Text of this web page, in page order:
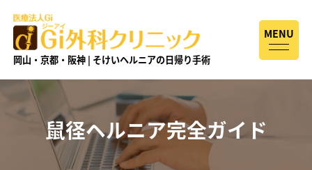
岡山・京都・阪神 | そけいヘルニアの日帰り手術
MENU
鼠径ヘルニア完全ガイド